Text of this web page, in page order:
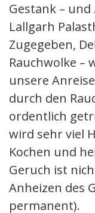
Gestank –
Lallgarh
Zugegeben,
Rauchwolke –
unsere
durch den
ordentlich
wird sehr viel
Kochen und
Geruch ist
Anheizen des
permanent).